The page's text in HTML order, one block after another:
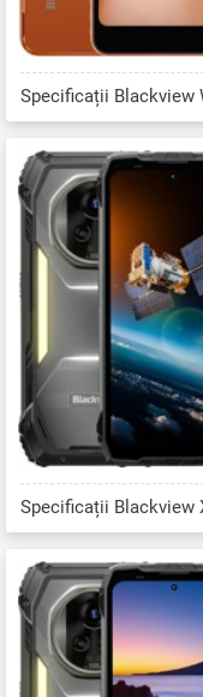
Specificații Blackview
Specificații Blackview